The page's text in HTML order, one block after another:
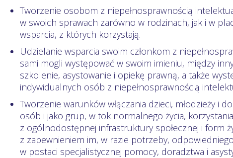
Tworzenie osobom z niepełnosprawnością
w swoich sprawach zarówno w ro­dzinach, jak i w
wsparcia, z których korzystają.
Udzielanie wsparcia swoim członkom z
sami mogli występować w swoim imie­niu, mię­dzy
szkolenie, asystowa­nie i opiekę prawną, a także
indywidualnych osób z niepełnosprawnością
Tworzenie warunków włączania dzieci, młodzieży i
osób i jako grup, w tok normalnego życia,
z ogólnodostępnej infrastruktury społecznej i form
z zapewnieniem im, w razie potrzeby,
w postaci specjalistycznej pomocy, doradztwa i